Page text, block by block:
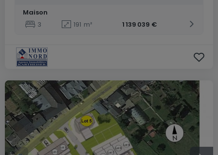
Maison
3
191 m² 1 139 039 €